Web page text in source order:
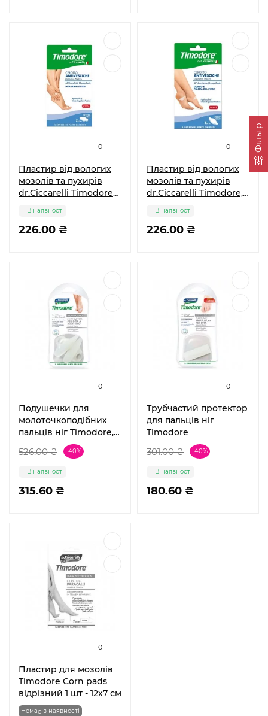
Фільтр
0
Пластир від вологих
мозолів та пухирів
dr.Ciccarelli Timodore
226.00 ₴
В наявності
0
Пластир від вологих
мозолів та пухирів
dr.Ciccarelli Timodore,
226.00 ₴
В наявності
0
Подушечки для
молоточкоподібних
пальців ніг Timodore,
розмір М, 1 пара
526.00 ₴ -40%
315.60 ₴
В наявності
0
Трубчастий протектор
для пальців ніг
Timodore
301.00 ₴ -40%
180.60 ₴
В наявності
0
Пластир для мозолів
Timodore Corn pads
відрізний 1 шт - 12х7 см
Немає в наявності